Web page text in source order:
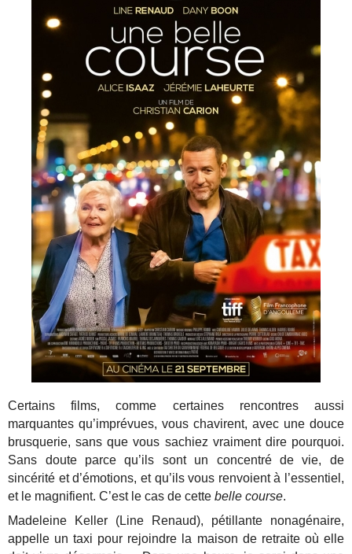
Certains films, comme certaines rencontres aussi
marquantes qu’imprévues, vous chavirent, avec une douce
brusquerie, sans que vous sachiez vraiment dire pourquoi.
Sans doute parce qu’ils sont un concentré de vie, de
sincérité et d’émotions, et qu’ils vous renvoient à l’essentiel,
et le magnifient. C’est le cas de cettebelle course.
Madeleine Keller (Line Renaud), pétillante nonagénaire,
appelle un taxi pour rejoindre la maison de retraite où elle